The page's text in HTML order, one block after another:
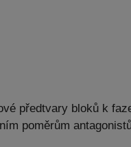
předtvary bloků k
poměrům